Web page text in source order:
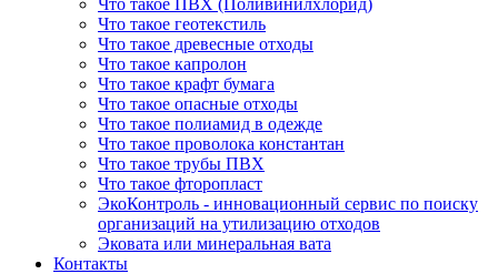
Что такое ПВХ (Поливинилхлорид)
Что такое геотекстиль
Что такое древесные отходы
Что такое капролон
Что такое крафт бумага
Что такое опасные отходы
Что такое полиамид в одежде
Что такое проволока константан
Что такое трубы ПВХ
Что такое фторопласт
ЭкоКонтроль - инновационный сервис по поиску
организаций на утилизацию отходов
Эковата или минеральная вата
Контакты